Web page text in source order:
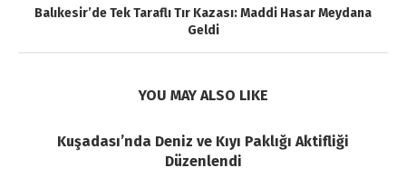
Balıkesir’de Tek Taraflı Tır Kazası: Maddi Hasar Meydana
Geldi
YOU MAY ALSO LIKE
Kuşadası’nda Deniz ve Kıyı Paklığı Aktifliği
Düzenlendi